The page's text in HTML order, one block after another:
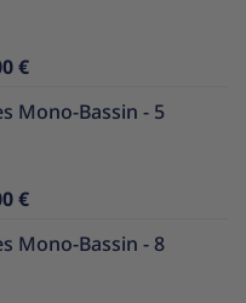
€Le
actuel
Mono-Bassin - 5
€Le
actuel
Mono-Bassin - 8